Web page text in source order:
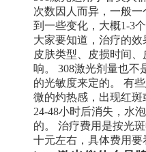
次数因人而异，一般
到一些变化，大概1-3
大家要知道，治疗的效
皮肤类型、皮损时间
响。 308激光剂量也不
的光敏度来定的。 有
微的灼热感，出现红
24-48小时后消失，水
的。 治疗费用是按光
十元左右，具体费用要